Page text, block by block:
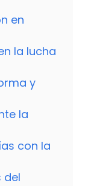
en
la lucha
y
la
con la
del